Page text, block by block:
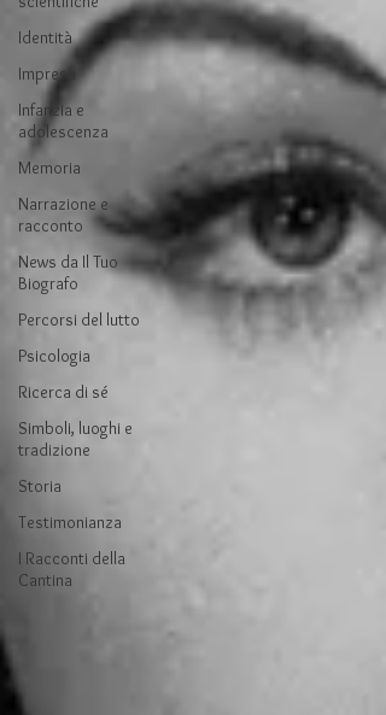
Identità
Impresa
Infanzia e
adolescenza
Memoria
Narrazione e
racconto
News da Il Tuo
Biografo
Percorsi del lutto
Psicologia
Ricerca di sé
Simboli, luoghi e
tradizione
Storia
Testimonianza
I Racconti della
Cantina